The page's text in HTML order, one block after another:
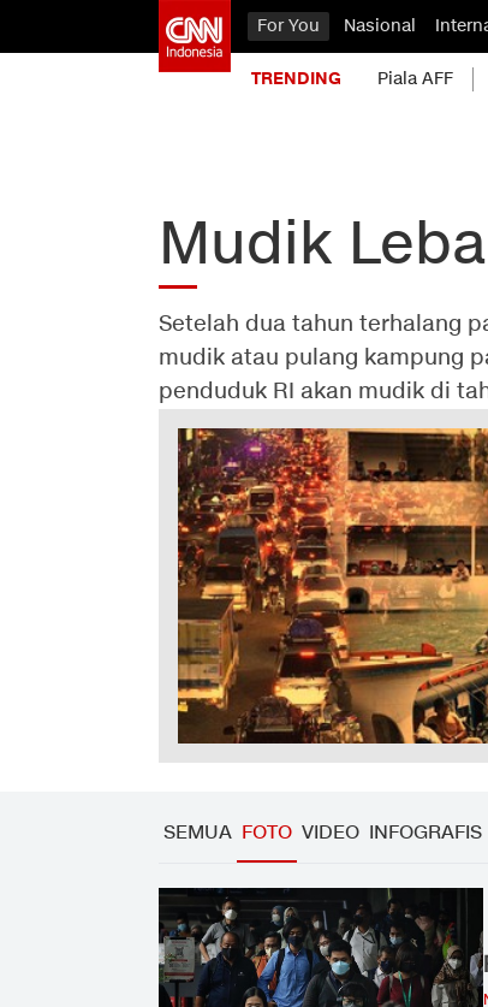
For You Nasional
TRENDING Piala AFF
Mudik
Setelah dua tahun terhalang
mudik atau pulang kampung
penduduk RI akan mudik di
SEMUA FOTO VIDEO INFOGRAFIS